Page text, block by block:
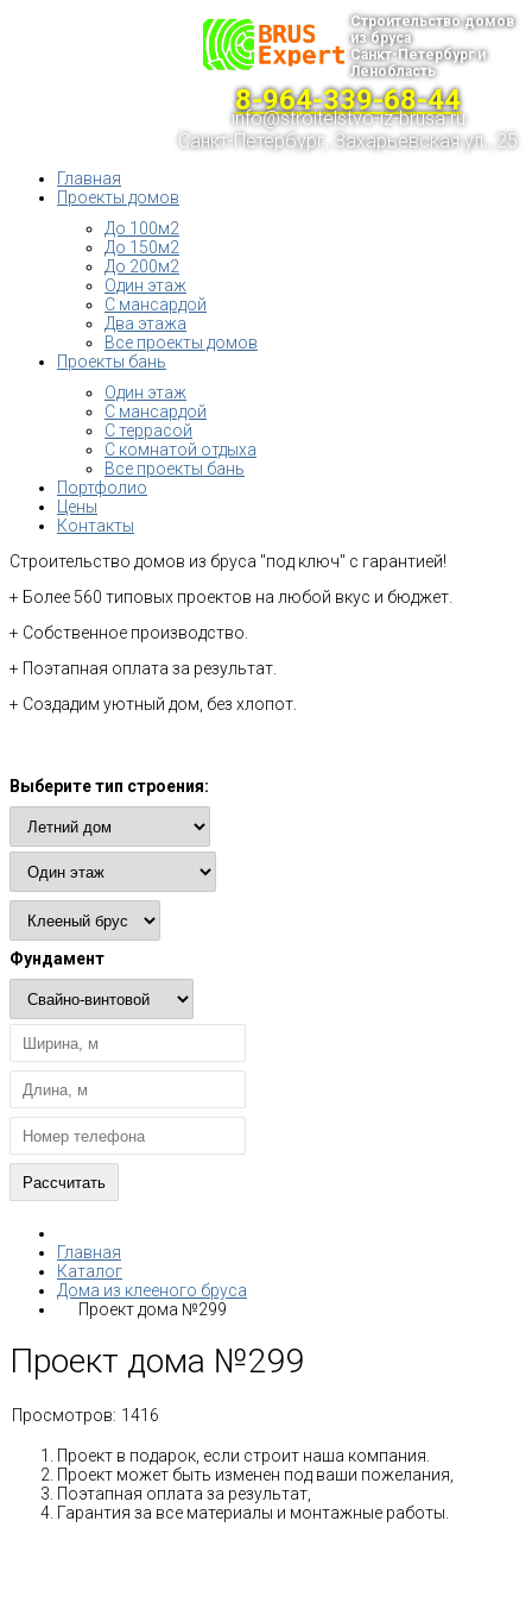
Строительство домов
из бруса
Санкт-Петербург и
Ленобласть
8-964-339-68-44
info@stroitelstvo-iz-brusa.ru
Санкт-Петербург, Захарьевская ул., 25
Главная
Проекты домов
До 100м2
До 150м2
До 200м2
Один этаж
С мансардой
Два этажа
Все проекты домов
Проекты бань
Один этаж
С мансардой
С террасой
С комнатой отдыха
Все проекты бань
Портфолио
Цены
Контакты
Строительство домов из бруса "под ключ" с гарантией!
+ Более 560 типовых проектов на любой вкус и бюджет.
+ Собственное производство.
+ Поэтапная оплата за результат.
+ Создадим уютный дом, без хлопот.
Выберите тип строения:
Фундамент
Главная
Каталог
Дома из клееного бруса
Проект дома №299
Проект дома №299
Просмотров: 1416
Проект в подарок, если строит наша компания.
Проект может быть изменен под ваши пожелания,
Поэтапная оплата за результат,
Гарантия за все материалы и монтажные работы.